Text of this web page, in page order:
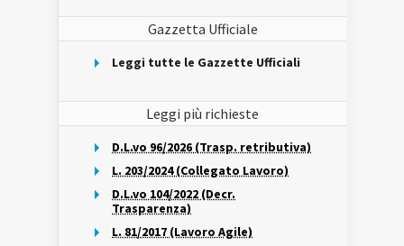
Gazzetta Ufficiale
Leggi tutte le Gazzette Ufficiali
Leggi più richieste
D.L.vo 96/2026 (Trasp. retributiva)
L. 203/2024 (Collegato Lavoro)
D.L.vo 104/2022 (Decr.
Trasparenza)
L. 81/2017 (Lavoro Agile)